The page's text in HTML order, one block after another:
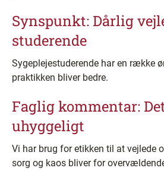
Synspunkt: Dårlig
studerende
Sygeplejestuderende har en række
praktikken bliver bedre.
Faglig kommentar:
uhyggeligt
Vi har brug for etikken til at vejlede
sorg og kaos bliver for